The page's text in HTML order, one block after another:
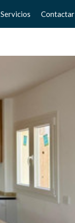
Servicios
Valoración gratuita
Contactar